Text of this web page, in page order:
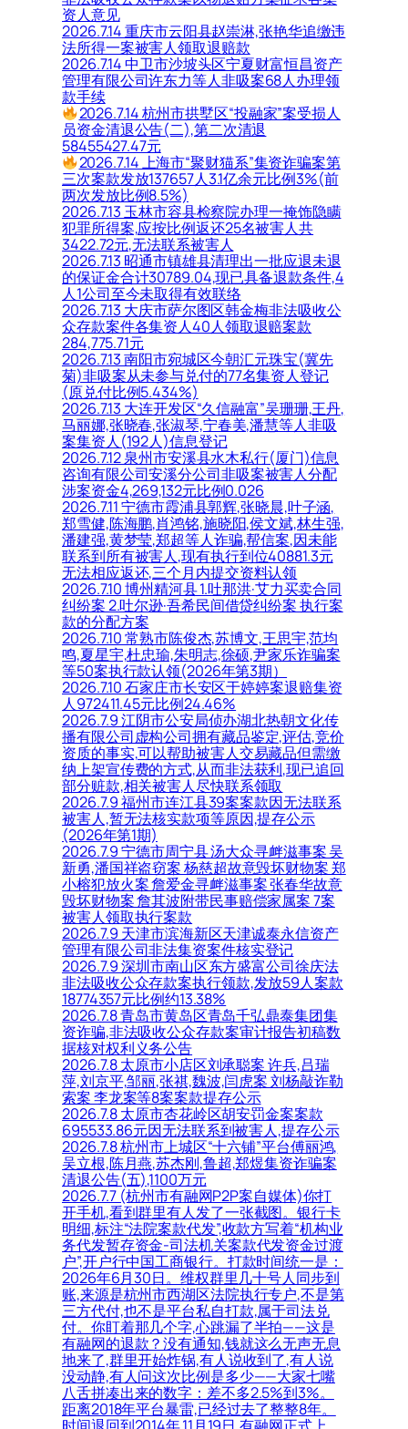
资人意见
2026.7.14 重庆市云阳县赵崇淋,张艳华追缴违
法所得一案被害人领取退赔款
2026.7.14 中卫市沙坡头区宁夏财富恒昌资产
管理有限公司许东力等人非吸案68人办理领
款手续
2026.7.14 杭州市拱墅区“投融家”案受损人
员资金清退公告(二),第二次清退
58455427.47元
2026.7.14 上海市“聚财猫系”集资诈骗案第
三次案款发放137657人3.1亿余元比例3%(前
两次发放比例8.5%)
2026.7.13 玉林市容县检察院办理一掩饰隐瞒
犯罪所得案,应按比例返还25名被害人共
3422.72元,无法联系被害人
2026.7.13 昭通市镇雄县清理出一批应退未退
的保证金合计30789.04,现已具备退款条件,4
人1公司至今未取得有效联络
2026.7.13 大庆市萨尔图区韩金梅非法吸收公
众存款案件各集资人40人领取退赔案款
284,775.71元
2026.7.13 南阳市宛城区今朝汇元珠宝(冀先
菊)非吸案从未参与兑付的77名集资人登记
(原兑付比例5.434%)
2026.7.13 大连开发区“久信融富”吴珊珊,王丹,
马丽娜,张晓春,张淑琴,宁春美,潘慧等人非吸
案集资人(192人)信息登记
2026.7.12 泉州市安溪县水木私行(厦门)信息
咨询有限公司安溪分公司非吸案被害人分配
涉案资金4,269,132元比例0.026
2026.7.11 宁德市霞浦县郭辉,张晓晨,叶子涵,
郑雪健,陈海鹏,肖鸿铭,施晓阳,侯文斌,林生强,
潘建强,黄梦莹,郑超等人诈骗,帮信案,因未能
联系到所有被害人,现有执行到位40881.3元
无法相应返还,三个月内提交资料认领
2026.7.10 博州精河县 1.吐那洪·艾力买卖合同
纠纷案 2.吐尔逊·吾希民间借贷纠纷案 执行案
款的分配方案
2026.7.10 常熟市陈俊杰,苏博文,王思宇,范均
鸣,夏星宇,杜忠瑜,朱明志,徐硕,尹家乐诈骗案
等50案执行款认领(2026年第3期）
2026.7.10 石家庄市长安区于婷婷案退赔集资
人972411.45元比例24.46%
2026.7.9 江阴市公安局侦办湖北热朝文化传
播有限公司虚构公司拥有藏品鉴定,评估,竞价
资质的事实,可以帮助被害人交易藏品但需缴
纳上架宣传费的方式,从而非法获利,现已追回
部分赃款,相关被害人尽快联系领取
2026.7.9 福州市连江县39案案款因无法联系
被害人,暂无法核实款项等原因,提存公示
(2026年第1期)
2026.7.9 宁德市周宁县 汤大众寻衅滋事案 吴
新勇,潘国祥盗窃案 杨慈超故意毁坏财物案 郑
小榕犯放火案 詹爱金寻衅滋事案 张春华故意
毁坏财物案 詹其波附带民事赔偿家属案 7案
被害人领取执行案款
2026.7.9 天津市滨海新区天津诚泰永信资产
管理有限公司非法集资案件核实登记
2026.7.9 深圳市南山区东方盛富公司徐庆法
非法吸收公众存款案执行领款,发放59人案款
18774357元比例约13.38%
2026.7.8 青岛市黄岛区青岛千弘鼎泰集团集
资诈骗,非法吸收公众存款案审计报告初稿数
据核对权利义务公告
2026.7.8 太原市小店区刘承聪案 许兵,吕瑞
萍,刘京平,邹丽,张祺,魏波,闫虎案 刘杨敲诈勒
索案 李龙案等8案案款提存公示
2026.7.8 太原市杏花岭区胡安罚金案案款
695533.86元因无法联系到被害人,提存公示
2026.7.8 杭州市上城区“十六铺”平台傅丽鸿,
吴立根,陈月燕,苏杰刚,鲁超,郑煜集资诈骗案
清退公告(五),1100万元
2026.7.7 (杭州市有融网P2P案自媒体)你打
开手机,看到群里有人发了一张截图。银行卡
明细,标注“法院案款代发”,收款方写着“机构业
务代发暂存资金-司法机关案款代发资金过渡
户”,开户行中国工商银行。打款时间统一是：
2026年6月30日。维权群里几十号人同步到
账,来源是杭州市西湖区法院执行专户,不是第
三方代付,也不是平台私自打款,属于司法兑
付。你盯着那几个字,心跳漏了半拍——这是
有融网的退款？没有通知,钱就这么无声无息
地来了,群里开始炸锅,有人说收到了,有人说
没动静,有人问这次比例是多少——大家七嘴
八舌拼凑出来的数字：差不多2.5%到3%。
距离2018年平台暴雷,已经过去了整整8年。